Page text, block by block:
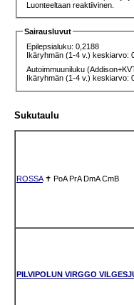
Luonteeltaan reaktiivinen.
Sairausluvut
Epilepsialuku: 0,2188
Ikäryhmän (1-4 v.) keskiarvo:
Autoimmuuniluku
Ikäryhmän (1-4 v.) keskiarvo:
Sukutaulu
ROSSA✝ PoA PrA DmA CmB
PILVIPOLUN VIRGGO